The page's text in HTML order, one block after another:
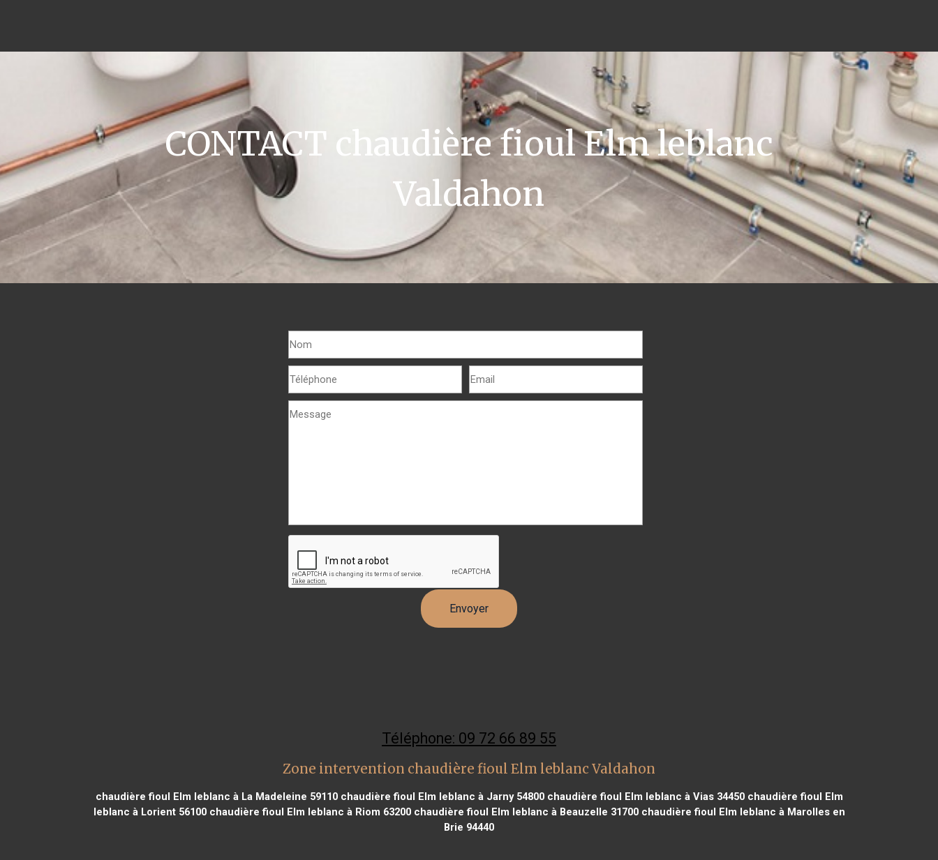
CONTACT chaudière fioul Elm leblanc
Valdahon
Téléphone: 09 72 66 89 55
Zone intervention chaudière fioul Elm leblanc Valdahon
chaudière fioul Elm leblanc à La Madeleine 59110chaudière fioul Elm leblanc à Jarny 54800chaudière fioul Elm leblanc à Vias 34450chaudière fioul Elm
leblanc à Lorient 56100chaudière fioul Elm leblanc à Riom 63200chaudière fioul Elm leblanc à Beauzelle 31700chaudière fioul Elm leblanc à Marolles en
Brie 94440